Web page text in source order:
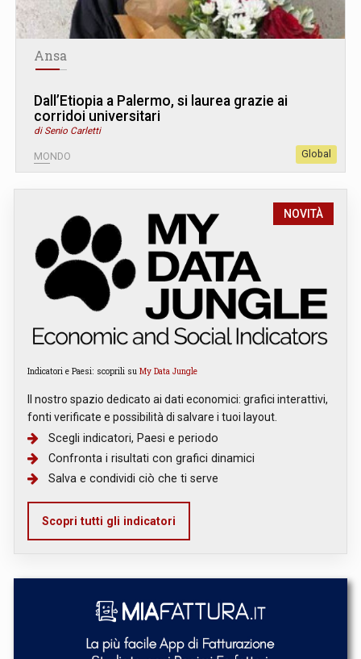
Ansa
Dall’Etiopia a Palermo, si laurea grazie ai
corridoi universitari
di Senio Carletti
MONDO Global
NOVITÀ
Indicatori e Paesi: scoprili su My Data Jungle
Il nostro spazio dedicato ai dati economici: grafici interattivi,
fonti verificate e possibilità di salvare i tuoi layout.
Scegli indicatori, Paesi e periodo
Confronta i risultati con grafici dinamici
Salva e condividi ciò che ti serve
Scopri tutti gli indicatori